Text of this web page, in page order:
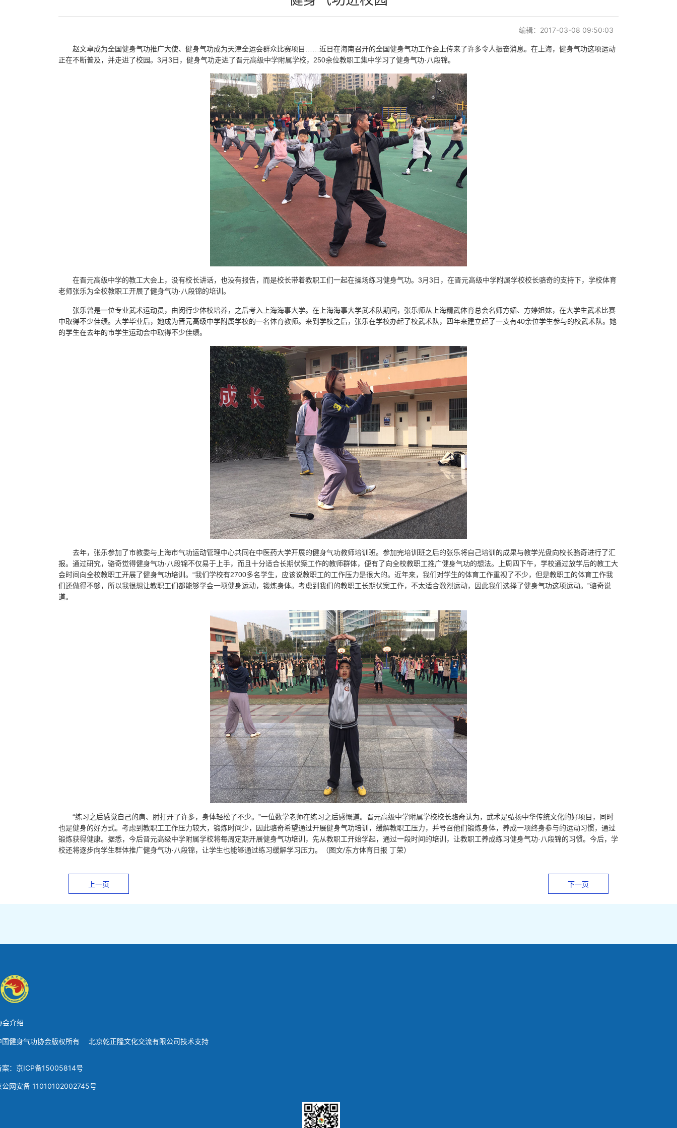
编辑：2017-03-08 09:50:03
赵文卓成为全国健身气功推广大使、健身气功成为天津全运会群众比赛项目……近日在海南召开的全国健身气功工作会上传来了许多令人振奋消息。在上海，健身气功这项运动
正在不断普及，并走进了校园。3月3日，健身气功走进了晋元高级中学附属学校，250余位教职工集中学习了健身气功·八段锦。
在晋元高级中学的教工大会上，没有校长讲话，也没有报告，而是校长带着教职工们一起在操场练习健身气功。3月3日，在晋元高级中学附属学校校长骆奇的支持下，学校体育
老师张乐为全校教职工开展了健身气功·八段锦的培训。
张乐曾是一位专业武术运动员，由闵行少体校培养，之后考入上海海事大学。在上海海事大学武术队期间，张乐师从上海精武体育总会名师方媚、方婷姐妹，在大学生武术比赛
中取得不少佳绩。大学毕业后，她成为晋元高级中学附属学校的一名体育教师。来到学校之后，张乐在学校办起了校武术队，四年来建立起了一支有40余位学生参与的校武术队。她
的学生在去年的市学生运动会中取得不少佳绩。
去年，张乐参加了市教委与上海市气功运动管理中心共同在中医药大学开展的健身气功教师培训班。参加完培训班之后的张乐将自己培训的成果与教学光盘向校长骆奇进行了汇
报。通过研究，骆奇觉得健身气功·八段锦不仅易于上手，而且十分适合长期伏案工作的教师群体，便有了向全校教职工推广健身气功的想法。上周四下午，学校通过放学后的教工大
会时间向全校教职工开展了健身气功培训。“我们学校有2700多名学生，应该说教职工的工作压力是很大的。近年来，我们对学生的体育工作重视了不少，但是教职工的体育工作我
们还做得不够，所以我很想让教职工们都能够学会一项健身运动，锻炼身体。考虑到我们的教职工长期伏案工作，不太适合激烈运动，因此我们选择了健身气功这项运动。”骆奇说
道。
“练习之后感觉自己的肩、肘打开了许多，身体轻松了不少。”一位数学老师在练习之后感慨道。晋元高级中学附属学校校长骆奇认为，武术是弘扬中华传统文化的好项目，同时
也是健身的好方式。考虑到教职工工作压力较大，锻炼时间少，因此骆奇希望通过开展健身气功培训，缓解教职工压力，并号召他们锻炼身体，养成一项终身参与的运动习惯，通过
锻炼获得健康。据悉，今后晋元高级中学附属学校将每周定期开展健身气功培训，先从教职工开始学起，通过一段时间的培训，让教职工养成练习健身气功·八段锦的习惯。今后，学
校还将逐步向学生群体推广健身气功·八段锦，让学生也能够通过练习缓解学习压力。（图文/东方体育日报 丁荣）
上一页 下一页
会介绍
国健身气功协会版权所有 北京乾正隆文化交流有限公司技术支持
案：京ICP备15005814号
公网安备 11010102002745号